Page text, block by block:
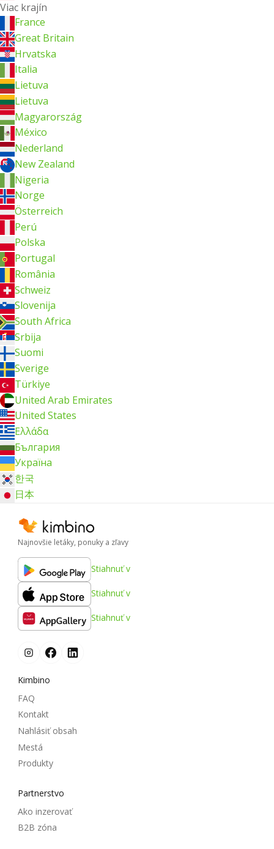
Viac krajín
France
Great Britain
Hrvatska
Italia
Lietuva
Lietuva
Magyarország
México
Nederland
New Zealand
Nigeria
Norge
Österreich
Perú
Polska
Portugal
România
Schweiz
Slovenija
South Africa
Srbija
Suomi
Sverige
Türkiye
United Arab Emirates
United States
Ελλάδα
България
Україна
한국
日本
Najnovšie letáky, ponuky a zľavy
Stiahnuť v
Stiahnuť v
Stiahnuť v
Kimbino
FAQ
Kontakt
Nahlásiť obsah
Mestá
Produkty
Partnerstvo
Ako inzerovať
B2B zóna